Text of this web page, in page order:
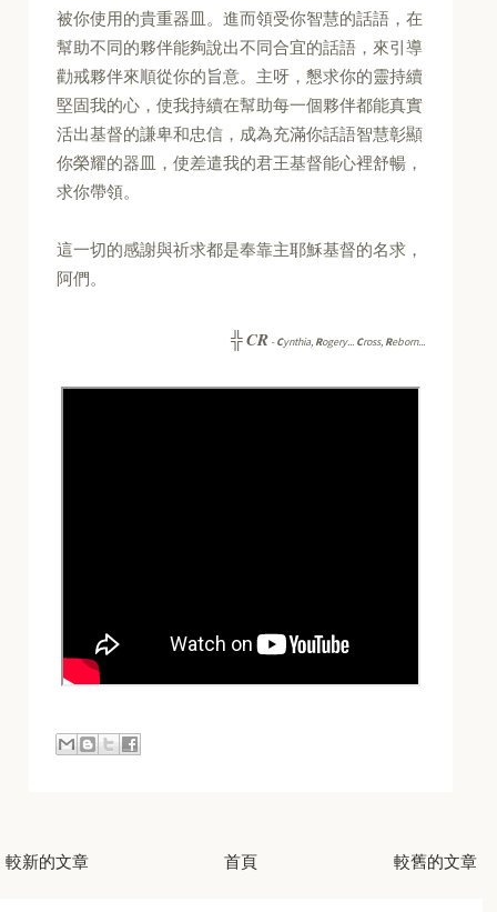
被你使用的貴重器皿。進而領受你智慧的話語，在
幫助不同的夥伴能夠說出不同合宜的話語，來引導
勸戒夥伴來順從你的旨意。主呀，懇求你的靈持續
堅固我的心，使我持續在幫助每一個夥伴都能真實
活出基督的謙卑和忠信，成為充滿你話語智慧彰顯
你榮耀的器皿，使差遣我的君王基督能心裡舒暢，
求你帶領。
這一切的感謝與祈求都是奉靠主耶穌基督的名求，
阿們。
╬CR -Cynthia, Rogery... Cross, Reborn...
較新的文章 較舊的文章
首頁